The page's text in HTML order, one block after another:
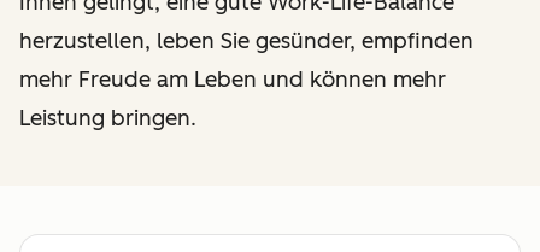
herzustellen, leben Sie gesünder, empfinden
mehr Freude am Leben und können mehr
Leistung bringen.